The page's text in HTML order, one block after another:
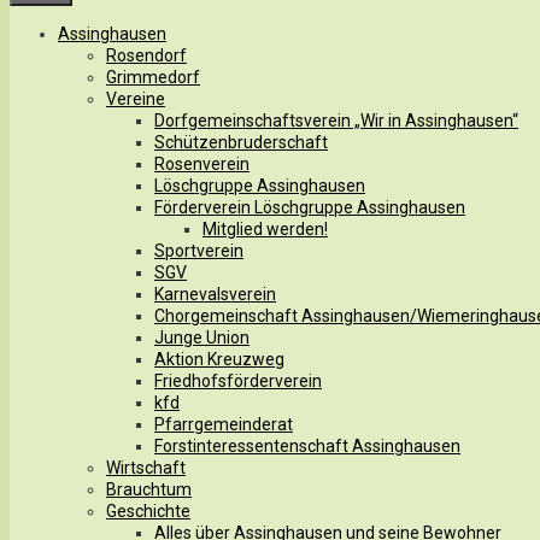
Assinghausen
Rosendorf
Grimmedorf
Vereine
Dorfgemeinschaftsverein „Wir in Assinghausen“
Schützenbruderschaft
Rosenverein
Löschgruppe Assinghausen
Förderverein Löschgruppe Assinghausen
Mitglied werden!
Sportverein
SGV
Karnevalsverein
Chorgemeinschaft Assinghausen/
Junge Union
Aktion Kreuzweg
Friedhofsförderverein
kfd
Pfarrgemeinderat
Forstinteressentenschaft Assinghausen
Wirtschaft
Brauchtum
Geschichte
Alles über Assinghausen und seine Bewohner